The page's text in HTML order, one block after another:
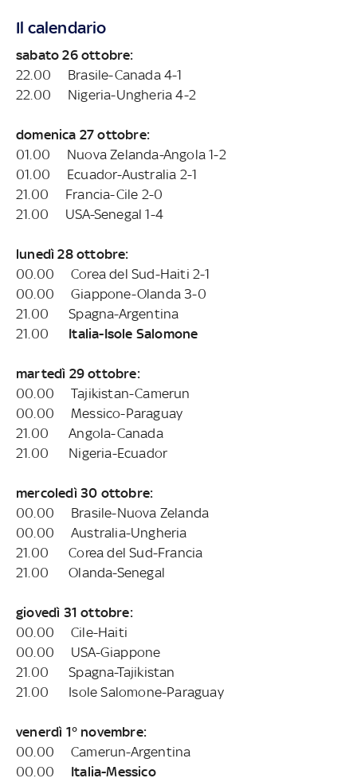
Il calendario
sabato 26 ottobre:
22.00 Brasile-Canada 4-1
22.00 Nigeria-Ungheria 4-2
domenica 27 ottobre:
01.00 Nuova Zelanda-Angola 1-2
01.00 Ecuador-Australia 2-1
21.00 Francia-Cile 2-0
21.00 USA-Senegal 1-4
lunedì 28 ottobre:
00.00 Corea del Sud-Haiti 2-1
00.00 Giappone-Olanda 3-0
21.00 Spagna-Argentina
21.00
Italia-Isole Salomone
martedì 29 ottobre:
00.00 Tajikistan-Camerun
00.00 Messico-Paraguay
21.00 Angola-Canada
21.00 Nigeria-Ecuador
mercoledì 30 ottobre:
00.00 Brasile-Nuova Zelanda
00.00 Australia-Ungheria
21.00 Corea del Sud-Francia
21.00 Olanda-Senegal
giovedì 31 ottobre:
00.00 Cile-Haiti
00.00 USA-Giappone
21.00 Spagna-Tajikistan
21.00 Isole Salomone-Paraguay
venerdì 1° novembre:
00.00 Camerun-Argentina
00.00
Italia-Messico